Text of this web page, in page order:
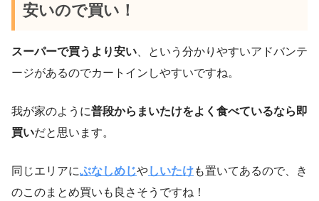
安いので買い！
スーパーで買うより安い 、という分かりやすいアドバンテ
ージがあるのでカートインしやすいですね。
我が家のように普段からまいたけをよく食べているなら即
買いだと思います。
同じエリアにぶなしめじやしいたけも置いてあるので、き
のこのまとめ買いも良さそうですね！